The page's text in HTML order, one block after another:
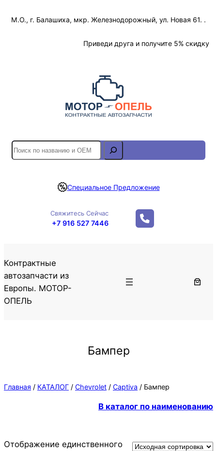
М.О., г. Балашиха, мкр. Железнодорожный, ул. Новая 61. .
Приведи друга и получите 5% скидку
S
e
r
Специальное Предложение
Свяжитесь Сейчас
+7 916 527 7446
Контрактные
автозапчасти из
Европы. МОТОР-
ОПЕЛЬ
Бампер
Главная / КАТАЛОГ / Chevrolet / Captiva / Бампер
В каталог по наименованию
Отображение единственного